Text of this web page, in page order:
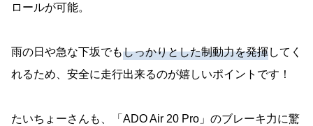
ロールが可能。
雨の日や急な下坂でもしっかりとした制動力を発揮してく
れるため、安全に走行出来るのが嬉しいポイントです！
たいちょーさんも、「ADO Air 20 Pro」のブレーキ力に驚